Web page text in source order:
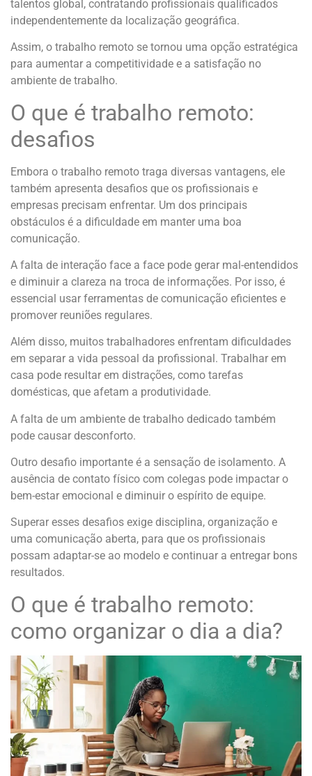
talentos global, contratando profissionais qualificados
independentemente da localização geográfica.
Assim, o trabalho remoto se tornou uma opção estratégica
para aumentar a competitividade e a satisfação no
ambiente de trabalho.
O que é trabalho remoto:
desafios
Embora o trabalho remoto traga diversas vantagens, ele
também apresenta desafios que os profissionais e
empresas precisam enfrentar. Um dos principais
obstáculos é a dificuldade em manter uma boa
comunicação.
A falta de interação face a face pode gerar mal-entendidos
e diminuir a clareza na troca de informações. Por isso, é
essencial usar ferramentas de comunicação eficientes e
promover reuniões regulares.
Além disso, muitos trabalhadores enfrentam dificuldades
em separar a vida pessoal da profissional. Trabalhar em
casa pode resultar em distrações, como tarefas
domésticas, que afetam a produtividade.
A falta de um ambiente de trabalho dedicado também
pode causar desconforto.
Outro desafio importante é a sensação de isolamento. A
ausência de contato físico com colegas pode impactar o
bem-estar emocional e diminuir o espírito de equipe.
Superar esses desafios exige disciplina, organização e
uma comunicação aberta, para que os profissionais
possam adaptar-se ao modelo e continuar a entregar bons
resultados.
O que é trabalho remoto:
como organizar o dia a dia?